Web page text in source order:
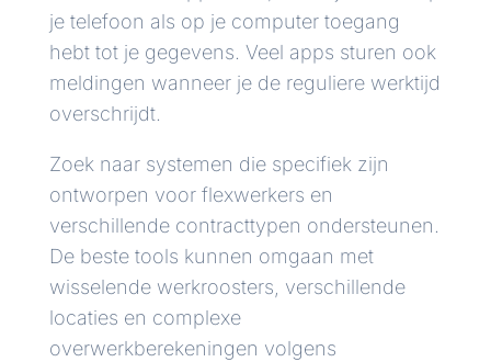
je telefoon als op je computer toegang
hebt tot je gegevens. Veel apps sturen ook
meldingen wanneer je de reguliere werktijd
overschrijdt.
Zoek naar systemen die specifiek zijn
ontworpen voor flexwerkers en
verschillende contracttypen ondersteunen.
De beste tools kunnen omgaan met
wisselende werkroosters, verschillende
locaties en complexe
overwerkberekeningen volgens